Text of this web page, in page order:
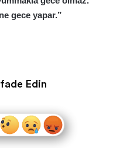
gece yapar.”
Edin